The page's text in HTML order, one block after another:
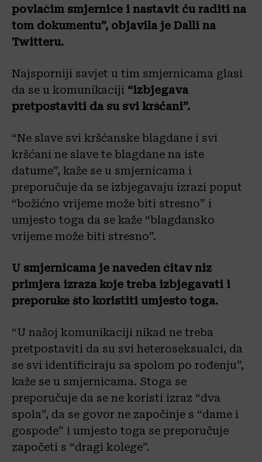
povlačim smjernice i nastavit ću raditi na
tom dokumentu”, objavila je Dalli na
Twitteru.
Najsporniji savjet u tim smjernicama glasi
da se u komunikaciji “izbjegava
pretpostaviti da su svi kršćani”.
“Ne slave svi kršćanske blagdane i svi
kršćani ne slave te blagdane na iste
datume”, kaže se u smjernicama i
preporučuje da se izbjegavaju izrazi poput
“božićno vrijeme može biti stresno” i
umjesto toga da se kaže “blagdansko
vrijeme može biti stresno”.
U smjernicama je naveden čitav niz
primjera izraza koje treba izbjegavati i
preporuke što koristiti umjesto toga.
“U našoj komunikaciji nikad ne treba
pretpostaviti da su svi heteroseksualci, da
se svi identificiraju sa spolom po rođenju”,
kaže se u smjernicama. Stoga se
preporučuje da se ne koristi izraz “dva
spola”, da se govor ne započinje s “dame i
gospode” i umjesto toga se preporučuje
započeti s “dragi kolege”.